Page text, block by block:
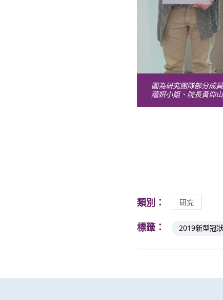
圖為研究團隊部分成
藴姸小姐、院長黃仰
類別： 研究
標籤： 2019新型冠